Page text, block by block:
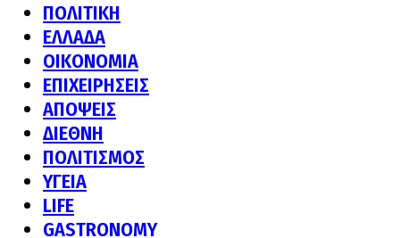
ΠΟΛΙΤΙΚΗ
ΕΛΛΑΔΑ
ΟΙΚΟΝΟΜΙΑ
ΕΠΙΧΕΙΡΗΣΕΙΣ
ΑΠΟΨΕΙΣ
ΔΙΕΘΝΗ
ΠΟΛΙΤΙΣΜΟΣ
ΥΓΕΙΑ
LIFE
GASTRONOMY